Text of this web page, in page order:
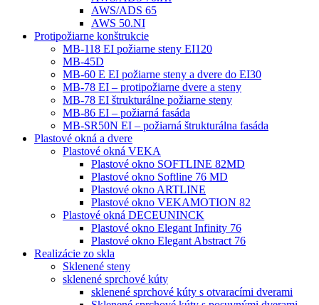
AWS/ADS 65
AWS 50.NI
Protipožiarne konštrukcie
MB-118 EI požiarne steny EI120
MB-45D
MB-60 E EI požiarne steny a dvere do EI30
MB-78 EI – protipožiarne dvere a steny
MB-78 EI štrukturálne požiarne steny
MB-86 EI – požiarná fasáda
MB-SR50N EI – požiarná štrukturálna fasáda
Plastové okná a dvere
Plastové okná VEKA
Plastové okno SOFTLINE 82MD
Plastové okno Softline 76 MD
Plastové okno ARTLINE
Plastové okno VEKAMOTION 82
Plastové okná DECEUNINCK
Plastové okno Elegant Infinity 76
Plastové okno Elegant Abstract 76
Realizácie zo skla
Sklenené steny
sklenené sprchové kúty
sklenené sprchové kúty s otvaracími dverami